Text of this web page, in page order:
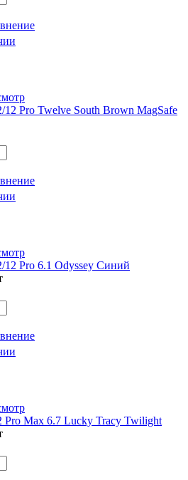
12 Pro Twelve South Brown MagSafe
12 Pro 6.1 Odyssey Синий
Pro Max 6.7 Lucky Tracy Twilight